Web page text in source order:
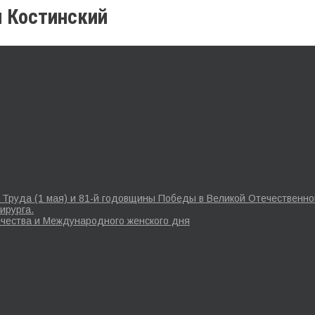
Костинский
(1 мая) и 81-й годовщины Победы в Великой
и Международного женского дня